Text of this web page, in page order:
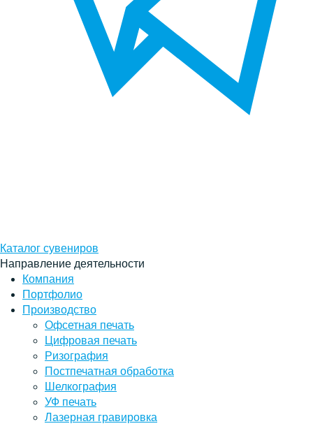
Каталог сувениров
Направление деятельности
Компания
Портфолио
Производство
Офсетная печать
Цифровая печать
Ризография
Постпечатная обработка
Шелкография
УФ печать
Лазерная гравировка